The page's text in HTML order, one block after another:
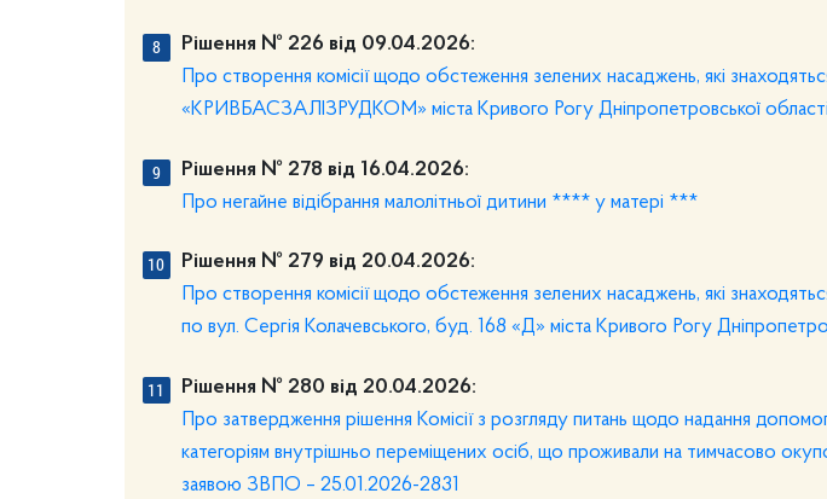
Рішення № 226 від 09.04.2026:
Про створення комісії щодо обстеження зелених насаджень, які
«КРИВБАСЗАЛІЗРУДКОМ» міста Кривого Рогу Дніпропетровської області
Рішення № 278 від 16.04.2026:
Про негайне відібрання малолітньої дитини **** у матері ***
Рішення № 279 від 20.04.2026:
Про створення комісії щодо обстеження зелених насаджень, які
по вул. Сергія Колачевського, буд. 168 «Д» міста Кривого Рогу
Рішення № 280 від 20.04.2026:
Про затвердження рішення Комісії з розгляду питань щодо надання
категоріям внутрішньо переміщених осіб, що проживали на тимчасово
заявою ЗВПО – 25.01.2026-2831